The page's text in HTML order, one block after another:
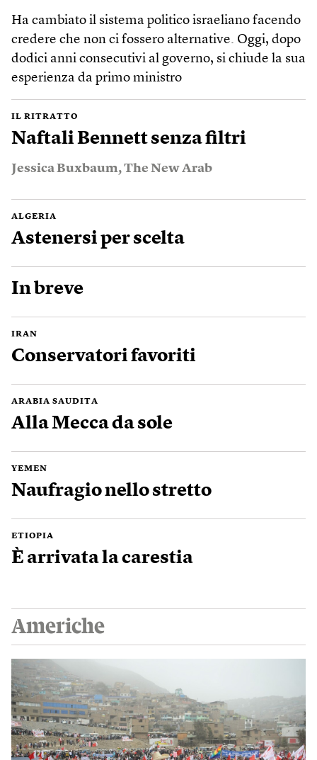
Ha cambiato il sistema politico israeliano facendo
credere che non ci fossero alternative. Oggi, dopo
dodici anni consecutivi al governo, si chiude la sua
esperienza da primo ministro
IL RITRATTO
Naftali Bennett senza filtri
Jessica Buxbaum,The New Arab
ALGERIA
Astenersi per scelta
In breve
IRAN
Conservatori favoriti
ARABIA SAUDITA
Alla Mecca da sole
YEMEN
Naufragio nello stretto
ETIOPIA
È arrivata la carestia
Americhe